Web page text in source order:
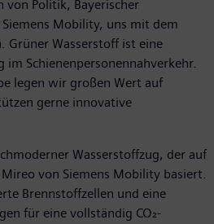
von Politik, Bayerischer
Mobility, uns mit dem
Grüner Wasserstoff ist eine
im Schienenpersonennahverkehr.
legen wir großen Wert auf
gerne innovative
Wasserstoffzug, der auf
von Siemens Mobility basiert.
Brennstoffzellen und eine
für eine vollständig CO₂-